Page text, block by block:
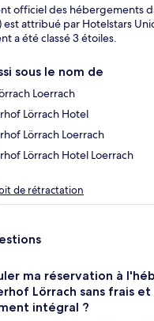
officiel des hébergements
est attribué par Hotelstars
a été classé 3 étoiles.
sous le nom de
Loerrach
Lörrach Hotel
Lörrach Loerrach
Lörrach Hotel Loerrach
de rétractation
ma réservation à
Lörrach sans frais
intégral ?